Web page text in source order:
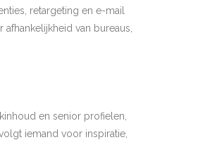
retargeting en e-mail
van bureaus,
en senior profielen,
iemand voor inspiratie,